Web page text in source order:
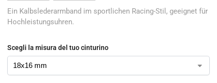
Ein Kalbslederarmband im sportlichen Racing-Stil, geeignet für
Hochleistungsuhren.
Scegli la misura del tuo cinturino